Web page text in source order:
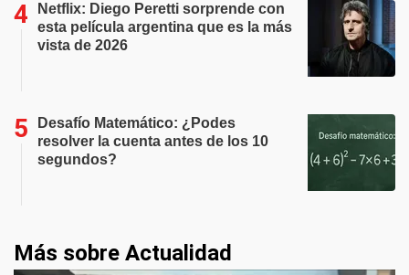
Netflix: Diego Peretti sorprende con
esta película argentina que es la más
vista de 2026
Desafío Matemático: ¿Podes
resolver la cuenta antes de los 10
segundos?
Más sobre Actualidad